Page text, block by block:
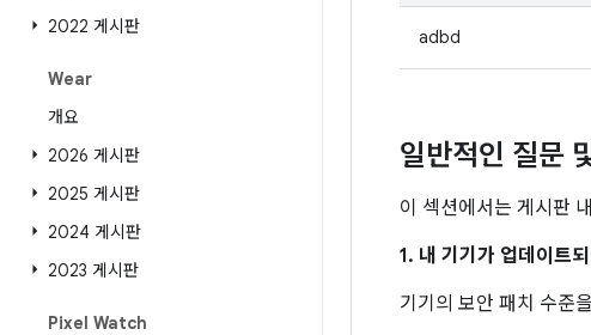
2022 게시판
Wear
개요
2026 게시판
2025 게시판
2024 게시판
2023 게시판
Pixel Watch
adbd
일반적인 질문
이 섹션에서는 게시판
1. 내 기기가 업데이트
기기의 보안 패치 수준